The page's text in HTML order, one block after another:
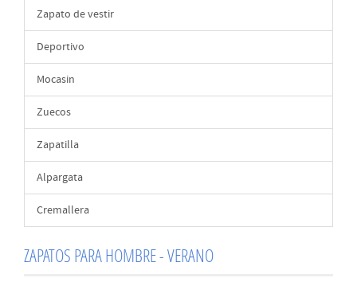
Zapato de vestir
Deportivo
Mocasin
Zuecos
Zapatilla
Alpargata
Cremallera
ZAPATOS PARA HOMBRE - VERANO